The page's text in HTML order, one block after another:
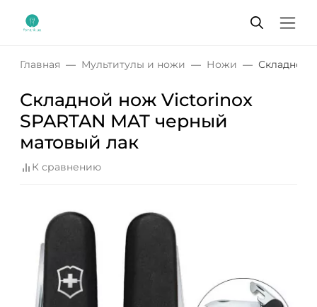
Главная Мультитулы и ножи Ножи Складной
Складной нож Victorinox
SPARTAN MAT черный
матовый лак
К сравнению